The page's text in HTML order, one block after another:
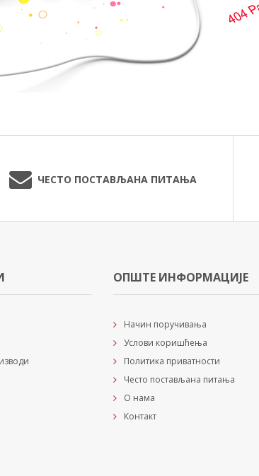
ЧЕСТО ПОСТАВЉАНА ПИТАЊА
ОПШТЕ ИНФОРМАЦИЈЕ
Начин поручивања
Услови коришћења
Политика приватности
Често постављана питања
О нама
Контакт